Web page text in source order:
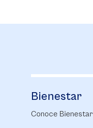
Bienestar
Conoce Bienestar